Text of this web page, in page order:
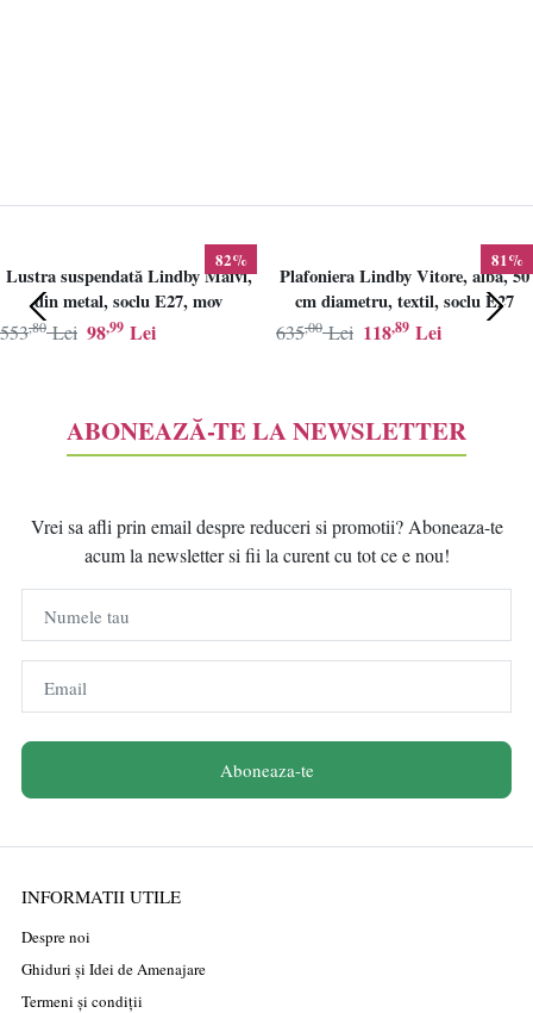
82%
Lustra suspendată Lindby Maivi,
din metal, soclu E27, mov
98,99 Lei
553,80 Lei
81%
Plafoniera Lindby Vitore, alba, 50
cm diametru, textil, soclu E27
118,89 Lei
635,00 Lei
ABONEAZĂ-TE LA NEWSLETTER
Vrei sa afli prin email despre reduceri si promotii? Aboneaza-te
acum la newsletter si fii la curent cu tot ce e nou!
Numele tau
Email
Aboneaza-te
INFORMATII UTILE
Despre noi
Ghiduri și Idei de Amenajare
Termeni și condiții